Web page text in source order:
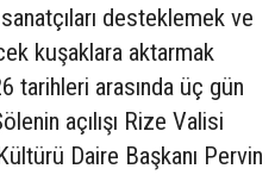
desteklemek ve
kuşaklara aktarmak
tarihleri arasında üç gün
açılışı Rize Valisi
Daire Başkanı Pervin